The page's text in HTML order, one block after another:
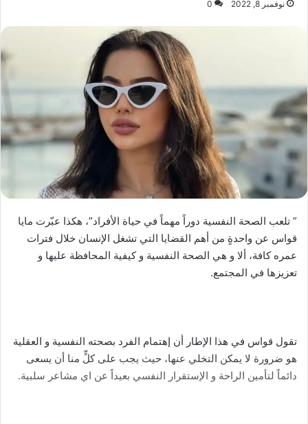
نوفمبر 8, 2022 0
” تلعب الصحة النفسية دوراً مهماً في حياة الأفراد”، هكذا عبّرت مايا
قواس عن واحدةٍ من أهم القضايا التي تشغل الإنسان خلال فترات
عمره كافة، ألا و هي الصحة النفسية و كيفية المحافظة عليها و
تعزيزها في المجتمع.
تقول قواس في هذا الإطار أن إهتمام الفرد بصحته النفسية و العقلية
هو ضرورة لا يمكن التخلي عنها، حيث يجب على كلٍّ منا أن يسعى
دائماً لتأمين الراحة و الإستقرار النفسي بعيداً عن اي مشاعر سلبية.